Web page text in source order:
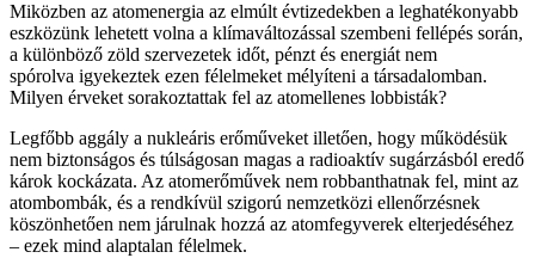
Miközben az atomenergia az elmúlt évtizedekben a leghatékonyabb
eszközünk lehetett volna a klímaváltozással szembeni fellépés során,
a különböző zöld szervezetek időt, pénzt és energiát nem
spórolva igyekeztek ezen félelmeket mélyíteni a társadalomban.
Milyen érveket sorakoztattak fel az atomellenes lobbisták?
Legfőbb aggály a nukleáris erőműveket illetően, hogy működésük
nem biztonságos és túlságosan magas a radioaktív sugárzásból eredő
károk kockázata. Az atomerőművek nem robbanthatnak fel, mint az
atombombák, és a rendkívül szigorú nemzetközi ellenőrzésnek
köszönhetően nem járulnak hozzá az atomfegyverek elterjedéséhez
– ezek mind alaptalan félelmek.